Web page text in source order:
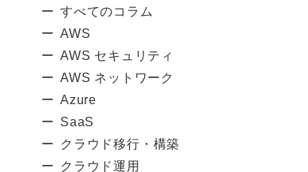
すべてのコラム
AWS
AWS セキュリティ
AWS ネットワーク
Azure
SaaS
クラウド移行・構築
クラウド運用